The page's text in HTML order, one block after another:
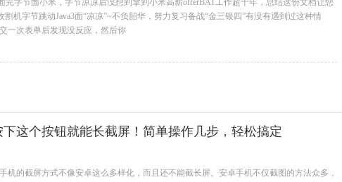
完字节面小米，字节凉凉后没想到拿到小米高薪offerBAT工作超十年，总结这份文档让您
割机字节跳动Java3面“凉凉”~不负韶华，努力复习备战“金三银四”有没有遇到过这种情
一次表单后发现没反应，然后你
这个按钮就能长截屏！简单操作几步，轻松搞定
机的截屏方式不像安卓这么多样化，而且还不能截长屏。安卓手机不仅截图的方法众多，